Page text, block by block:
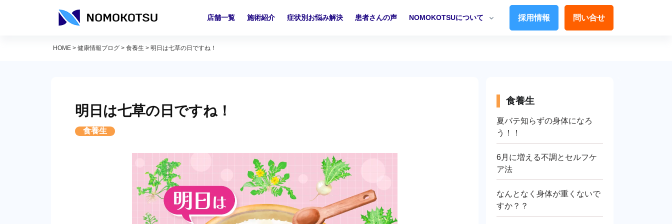
店舗一覧 施術紹介 症状別お悩み解決 患者さんの声 NOMOKOTSUについて 採用情報 問い合せ
HOME > 健康情報ブログ > 食養生 > 明日は七草の日ですね！
明日は七草の日ですね！
食養生
食養生
夏バテ知らずの身体になろ
う！！
6月に増える不調とセルフケ
ア法
なんとなく身体が重くないで
すか？？